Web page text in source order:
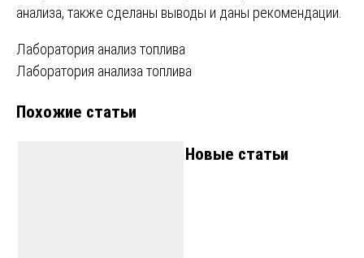
анализа, также сделаны выводы и даны рекомендации.
Навигация
записям
Лаборатория анализ топлива
Лаборатория анализа топлива
Похожие статьи
Новые статьи